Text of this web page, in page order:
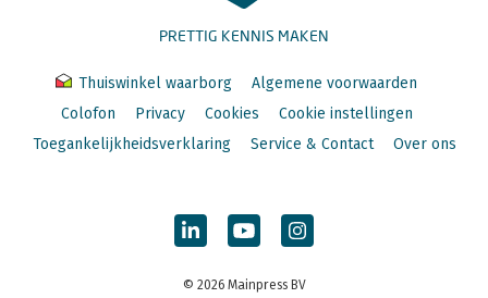
PRETTIG KENNIS MAKEN
Thuiswinkel waarborg
Algemene voorwaarden
Colofon
Privacy Cookies
Cookie instellingen
Toegankelijkheidsverklaring
Service & Contact Over ons
© 2026 Mainpress BV